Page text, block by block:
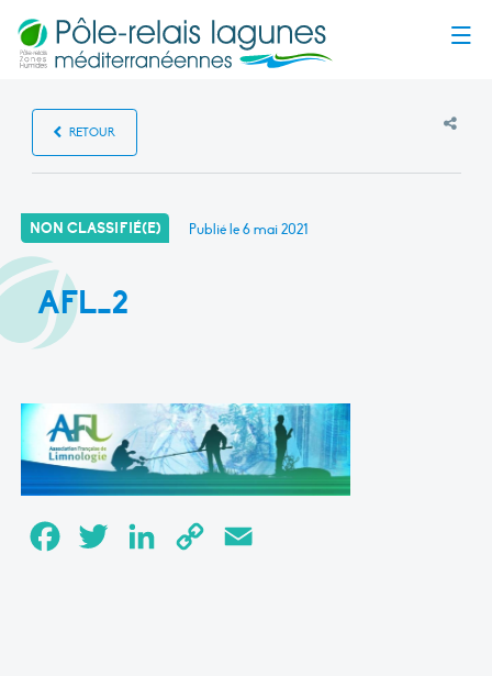
RETOUR
NON CLASSIFIÉ(E) Publié le6 mai 2021
AFL_2
FacebookTwitter LinkedInCopy